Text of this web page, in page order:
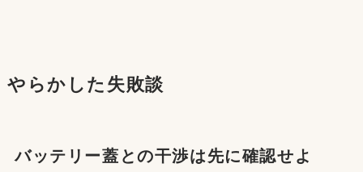
やらかした失敗談
バッテリー蓋との干渉は先に確認せよ